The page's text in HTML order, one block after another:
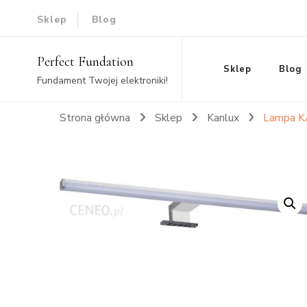
Sklep Blog
Perfect Fundation
Fundament Twojej elektroniki!
Sklep Blog
Strona główna Sklep Kanlux Lampa